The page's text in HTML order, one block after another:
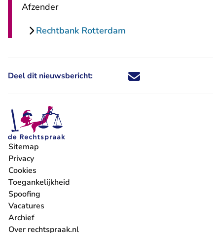
Afzender
Rechtbank Rotterdam
Deel dit nieuwsbericht: Deel dit nieuwsbericht via X -
Deel dit nieuwsbericht via
Deel dit nieuwsbericht
Deel dit
Sitemap
Privacy
Cookies
Toegankelijkheid
Spoofing
Vacatures
- U verlaat Rechtspraak.nl
Archief
Over rechtspraak.nl